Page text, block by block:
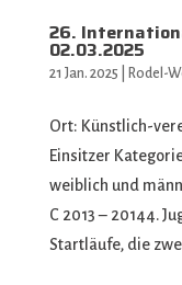
26.
02.03.2025
21 Jan. 2025 Rodel-
Ort: Künstlich-
Einsitzer
weiblich und
C 2013 – 20144.
Startläufe, die